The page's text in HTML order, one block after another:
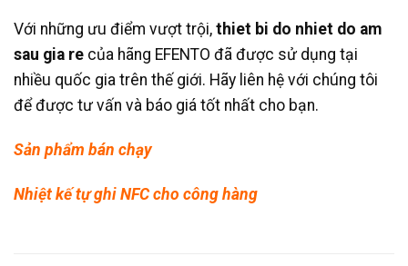
Với những ưu điểm vượt trội, thiet bi do nhiet do am
sau gia re của hãng EFENTO đã được sử dụng tại
nhiều quốc gia trên thế giới. Hãy liên hệ với chúng tôi
để được tư vấn và báo giá tốt nhất cho bạn.
Sản phẩm bán chạy
Nhiệt kế tự ghi NFC cho công hàng